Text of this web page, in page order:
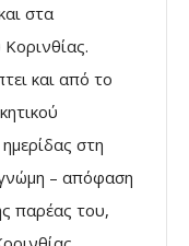
στα
και από το
στη
– απόφαση
παρέας του,